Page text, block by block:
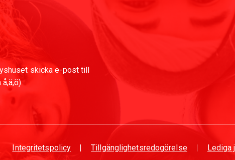
skicka e-post till
Integritetspolicy Tillgänglighetsredogörelse Lediga